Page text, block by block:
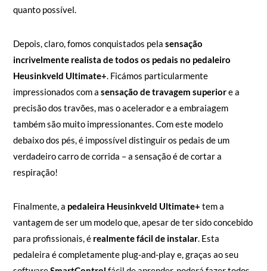
quanto possível.
Depois, claro, fomos conquistados pela sensação
incrivelmente realista de todos os pedais no pedaleiro
Heusinkveld Ultimate+. Ficámos particularmente
impressionados com a sensação de travagem superiore a
precisão dos travões, mas o acelerador e a embraiagem
também são muito impressionantes. Com este modelo
debaixo dos pés, é impossível distinguir os pedais de um
verdadeiro carro de corrida – a sensação é de cortar a
respiração!
Finalmente, a pedaleira Heusinkveld Ultimate+ tem a
vantagem de ser um modelo que, apesar de ter sido concebido
para profissionais, é realmente fácil de instalar. Esta
pedaleira é completamente plug-and-play e, graças ao seu